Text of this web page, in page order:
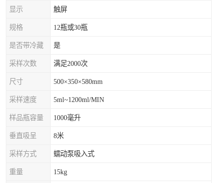
显示 触屏
规格 12瓶或30瓶
是否带冷藏 是
采样次数 满足2000次
尺寸 500×350×580mm
采样速度 5ml~1200ml/MIN
样品瓶容量 1000毫升
垂直吸呈 8米
采样方式 蠕动泵吸入式
重量 15kg